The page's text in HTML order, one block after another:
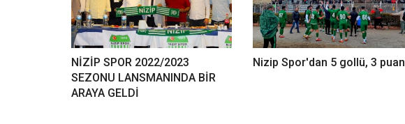
NİZİP SPOR 2022/2023
SEZONU LANSMANINDA BİR
ARAYA GELDİ
Nizip Spor'dan 5 gollü, 3 puan